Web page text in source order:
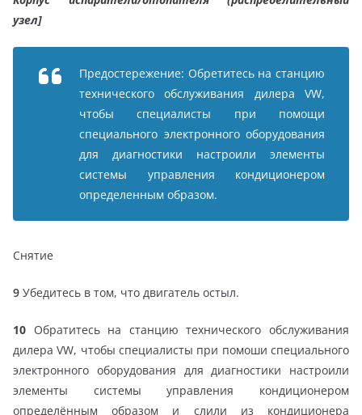
узел]
Предостережение: Обретитесь на станцию
технического обслуживания дилера VW,
чтобы специалисты при помощи
специального электронного оборудования
для диагностики настроили элементы
системы управления кондиционером
определенным образом.
Снятие
9 Убедитесь в том, что двигатель остыл.
10 Обратитесь на станцию технического обслуживания
дилера VW, чтобы специалисты при помоши специального
электронного оборудования для диагностики настроили
элементы системы управления кондиционером
определённым образом и слили из кондиционера